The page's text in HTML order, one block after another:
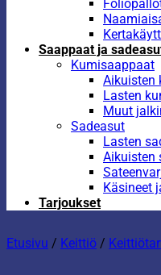
Saappaat ja
Kumisaappaat
Aikuisten
Lasten
Muut
Sadeasut
Lasten
Aikuisten
Käsineet
Tarjoukset
Etusivu / Keittiö /